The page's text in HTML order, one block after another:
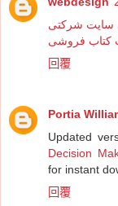
سایت شرکتی
کتاب فروشی
回覆
Portia
Updated
Decision
for instant
回覆